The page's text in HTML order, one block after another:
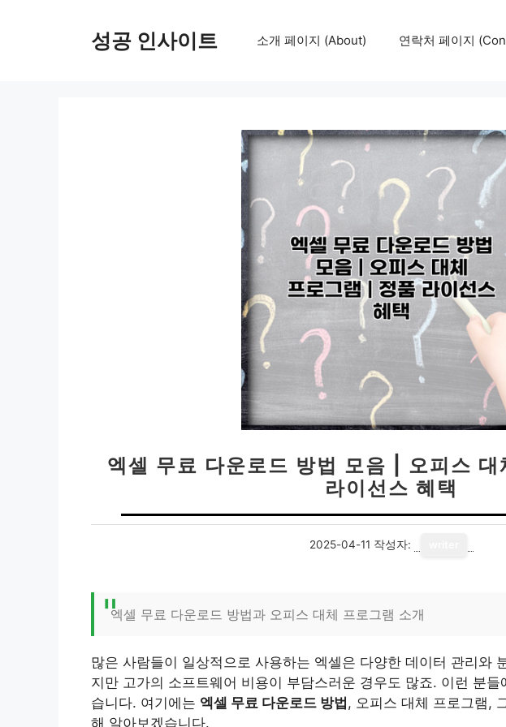
성공 인사이트 소개 페이지 (About) 연락처 페이지
엑셀 무료 다운로드 방법 모음 | 오피스
라이선스 혜택
2025-04-11 작성자:
엑셀 무료 다운로드 방법과 오피스 대체 프로그램 소개
많은 사람들이 일상적으로 사용하는 엑셀은 다양한 데이터 관리와
지만 고가의 소프트웨어 비용이 부담스러운 경우도 많죠. 이런 분
습니다. 여기에는 엑셀 무료 다운로드 방법 , 오피스 대체 프로그램,
해 알아보겠습니다.